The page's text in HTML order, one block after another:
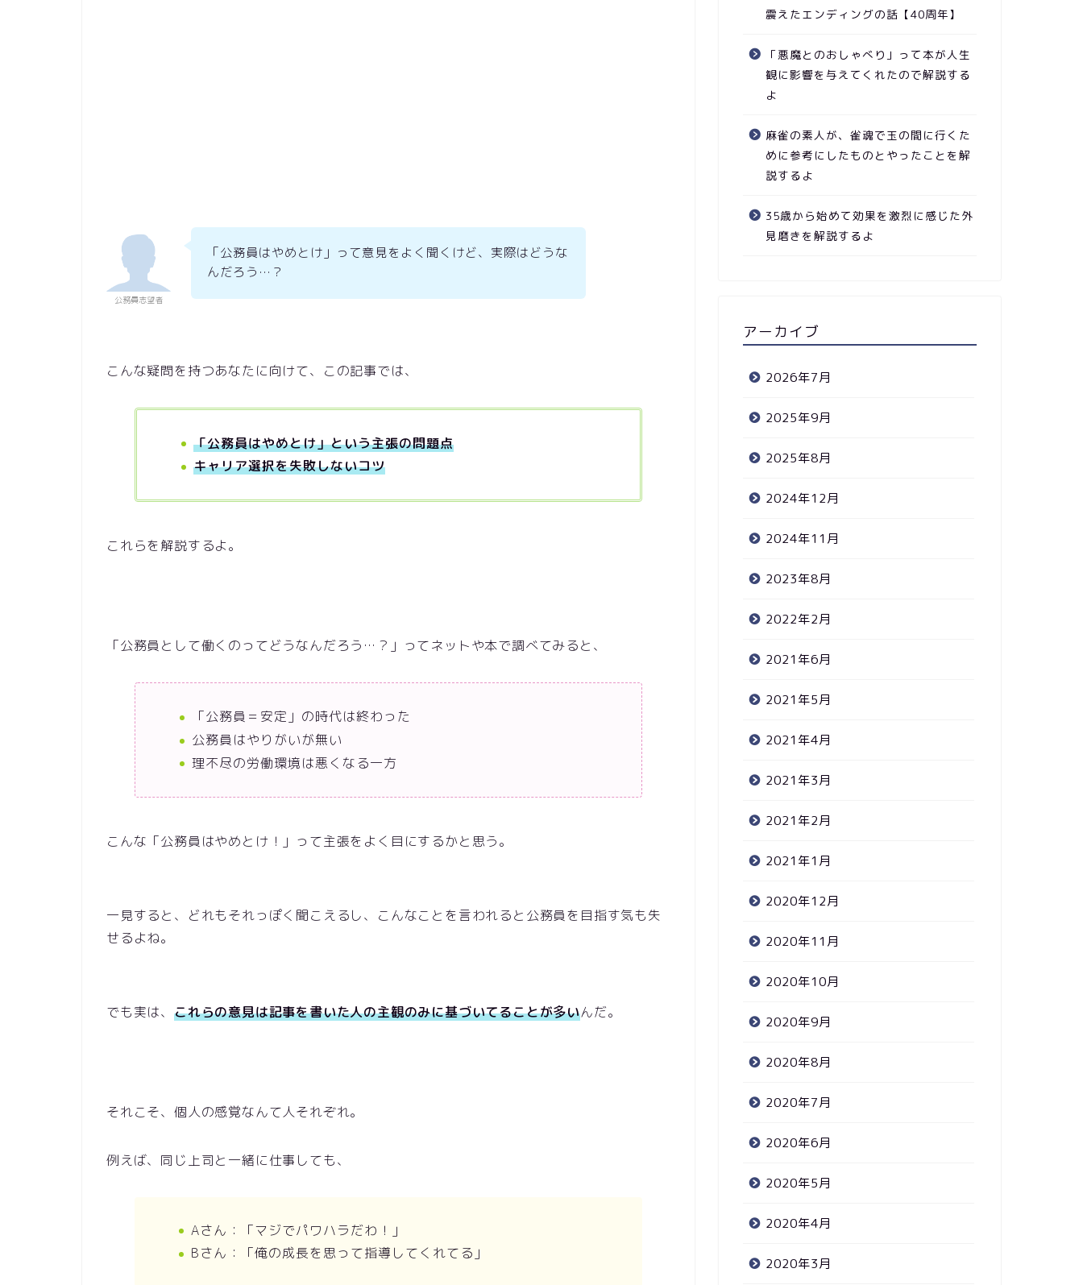
公務員志望者
「公務員はやめとけ」って意見をよく聞くけど、実際はどうな
んだろう…？
こんな疑問を持つあなたに向けて、この記事では、
「公務員はやめとけ」という主張の問題点
キャリア選択を失敗しないコツ
これらを解説するよ。
「公務員として働くのってどうなんだろう…？」ってネットや本で調べてみると、
「公務員＝安定」の時代は終わった
公務員はやりがいが無い
理不尽の労働環境は悪くなる一方
こんな「公務員はやめとけ！」って主張をよく目にするかと思う。
一見すると、どれもそれっぽく聞こえるし、こんなことを言われると公務員を目指す気も失
せるよね。
でも実は、 これらの意見は記事を書いた人の主観のみに基づいてることが多いんだ。
それこそ、個人の感覚なんて人それぞれ。
例えば、同じ上司と一緒に仕事しても、
Aさん：「マジでパワハラだわ！」
Bさん：「俺の成長を思って指導してくれてる」
震えたエンディングの話【40周年】
「悪魔とのおしゃべり」って本が人生
観に影響を与えてくれたので解説する
よ
麻雀の素人が、雀魂で玉の間に行くた
めに参考にしたものとやったことを解
説するよ
35歳から始めて効果を激烈に感じた外
見磨きを解説するよ
アーカイブ
2026年7月
2025年9月
2025年8月
2024年12月
2024年11月
2023年8月
2022年2月
2021年6月
2021年5月
2021年4月
2021年3月
2021年2月
2021年1月
2020年12月
2020年11月
2020年10月
2020年9月
2020年8月
2020年7月
2020年6月
2020年5月
2020年4月
2020年3月